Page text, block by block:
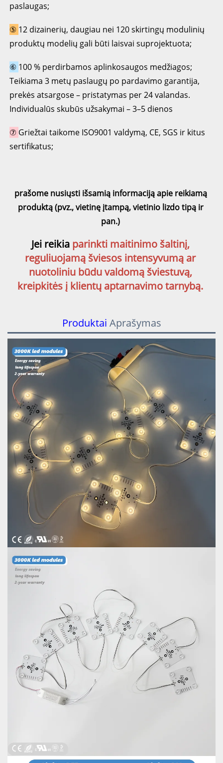
paslaugas;
⑤ 12 dizainerių, daugiau nei 120 skirtingų modulinių
produktų modelių gali būti laisvai suprojektuota;
⑥ 100 % perdirbamos aplinkosaugos medžiagos;
Teikiama 3 metų paslaugų po pardavimo garantija,
prekės atsargose – pristatymas per 24 valandas.
Individualūs skubūs užsakymai – 3–5 dienos
⑦ Griežtai taikome ISO9001 valdymą, CE, SGS ir kitus
sertifikatus;
prašome nusiųsti išsamią informaciją apie reikiamą
produktą (pvz., vietinę įtampą, vietinio lizdo tipą ir
pan.)
Jei reikia parinkti maitinimo šaltinį,
reguliuojamą šviesos intensyvumą ar
nuotoliniu būdu valdomą šviestuvą,
kreipkitės į klientų aptarnavimo tarnybą.
Produktai Aprašymas